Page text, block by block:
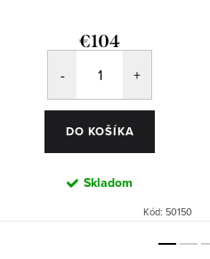
€104
DO KOŠÍKA
Skladom
Kód: 50150